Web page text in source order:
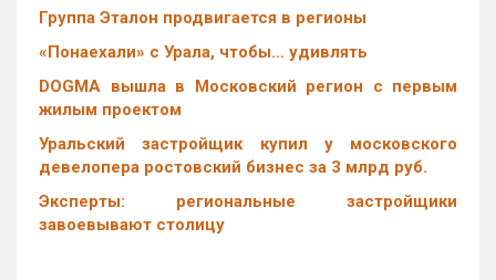
Группа Эталон продвигается в регионы
«Понаехали» с Урала, чтобы… удивлять
DOGMA вышла в Московский регион с первым
жилым проектом
Уральский застройщик купил у московского
девелопера ростовский бизнес за 3 млрд руб.
Эксперты: региональные застройщики
завоевывают столицу